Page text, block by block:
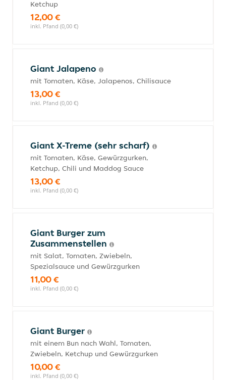
Ketchup
12,00 €
inkl. Pfand (0,00 €)
Giant Jalapeno
mit Tomaten, Käse, Jalapenos, Chilisauce
13,00 €
inkl. Pfand (0,00 €)
Giant X-Treme (sehr scharf)
mit Tomaten, Käse, Gewürzgurken,
Ketchup, Chili und Maddog Sauce
13,00 €
inkl. Pfand (0,00 €)
Giant Burger zum
Zusammenstellen
mit Salat, Tomaten, Zwiebeln,
Spezialsauce und Gewürzgurken
11,00 €
inkl. Pfand (0,00 €)
Giant Burger
mit einem Bun nach Wahl, Tomaten,
Zwiebeln, Ketchup und Gewürzgurken
10,00 €
inkl. Pfand (0,00 €)